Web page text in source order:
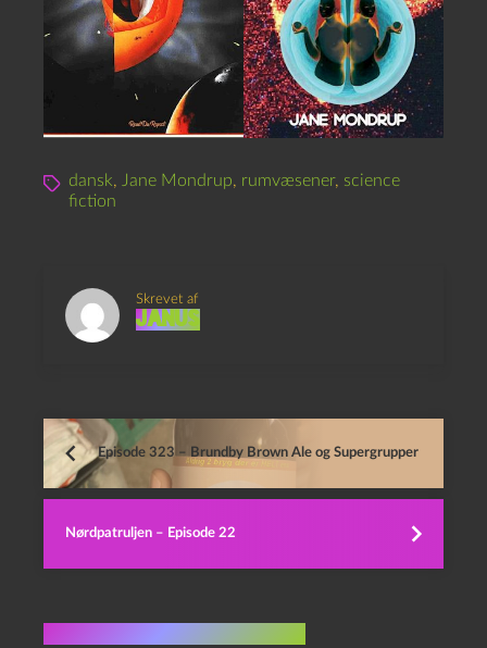
dansk, Jane Mondrup, rumvæsener, science
fiction
Skrevet af
Janus
Episode 323 – Brundby Brown Ale og Supergrupper
Nørdpatruljen – Episode 22